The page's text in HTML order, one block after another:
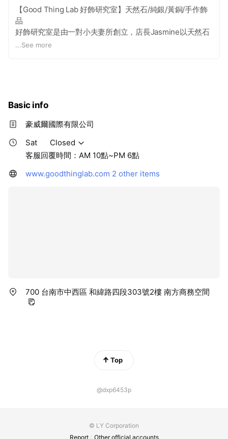
【Good Thing Lab 好飾研究室】天然石/純銀/黃銅/手作飾
品
好飾研究室是由一對小夫妻所創立，店長Jasmine以天然石
為主軸發想，運用獨有的想像力及設計感，創造出與眾不同
我們的飾品素材，主要以天然石為基礎，再搭配合適的金屬
配件手工製作而成，
...See more
Basic info
豪威爾國際有限公司
Sat
Closed
客服回覆時間：AM 10點~PM 6點
www.goodthinglab.com 2 other items
700 台南市中西區 和緯路四段303號2樓 南方商務空間
Top
@dxp6453p
© LY Corporation
Report
Other official accounts